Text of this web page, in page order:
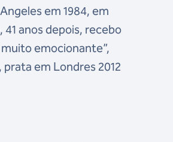
em 1984, em
anos depois, recebo
emocionante”,
em Londres 2012